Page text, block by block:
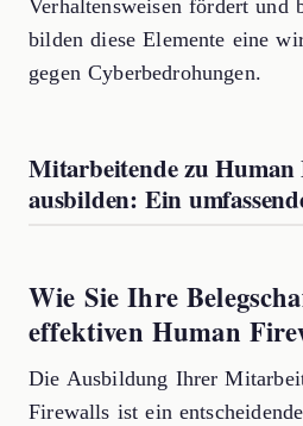
Verhaltensweisen fördert und
bilden diese Elemente eine
gegen Cyberbedrohungen.
Mitarbeitende zu Human
ausbilden: Ein
Wie Sie Ihre
effektiven Human
Die Ausbildung Ihrer
Firewalls ist ein